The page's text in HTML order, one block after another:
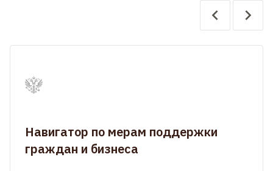
Навигатор по мерам поддержки
граждан и бизнеса